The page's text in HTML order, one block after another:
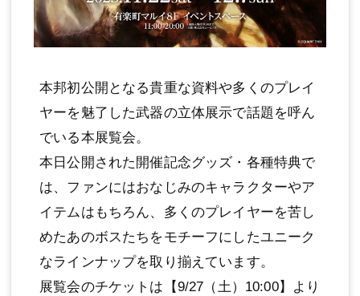
本邦初公開となる貴重な資料や多くのプレイ
ヤーを魅了した武器の立体展示で話題を呼ん
でいる本展覧会。
本日公開された開催記念グッズ・各種特典で
は、ファンにはおなじみのキャラクターやア
イテムはもちろん、多くのプレイヤーを苦し
めたあのボスたちをモチーフにしたユニーク
なラインナップを取り揃えています。
展覧会のチケットは【9/27（土）10:00】より